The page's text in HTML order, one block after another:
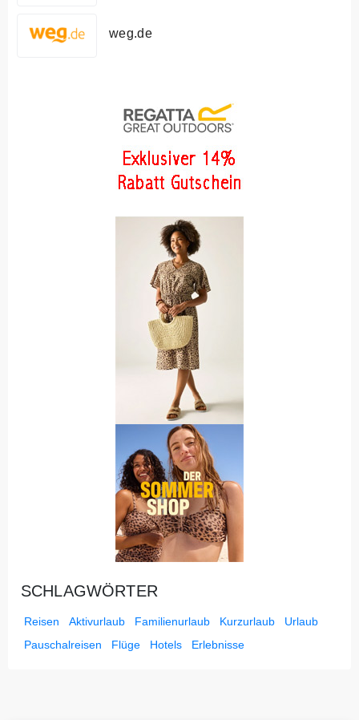
weg.de
SCHLAGWÖRTER
Reisen Aktivurlaub Familienurlaub Kurzurlaub
Urlaub
Pauschalreisen
Flüge Hotels Erlebnisse